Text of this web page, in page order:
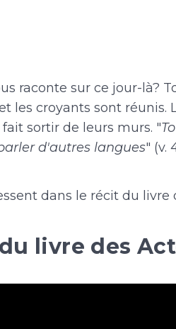
raconte sur ce jour-là?
les croyants sont réunis.
sortir de leurs murs. "
d'autres langues" (v.
dans le récit du livre
livre des